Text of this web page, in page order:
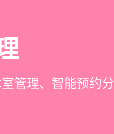
手术安排、会员管
管理、智能预约分
、个性化方案定
套餐、裂变分销多